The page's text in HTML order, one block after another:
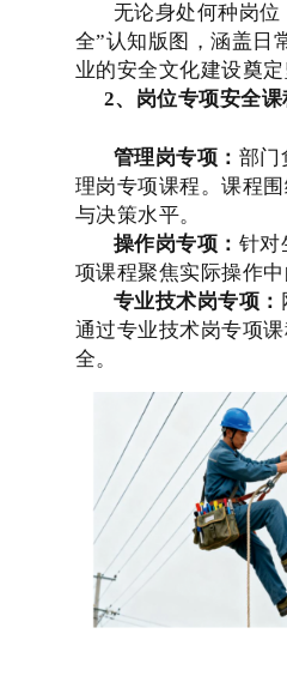
无论身处何种岗
全”认知版图，涵盖日
业的安全文化建设奠定
2、岗位专项安全课
管理岗专项 ： 部门
理岗专项课程。课程
与决策水平。
操作岗专项 ： 针对
项课程聚焦实际操作
专业技术岗专项 ：
通过专业技术岗专项
全。